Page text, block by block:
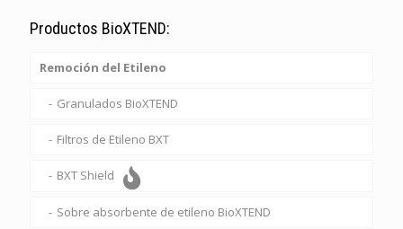
Productos BioXTEND:
Remoción del Etileno
Granulados BioXTEND
Filtros de Etileno BXT
BXT Shield
Sobre absorbente de etileno BioXTEND